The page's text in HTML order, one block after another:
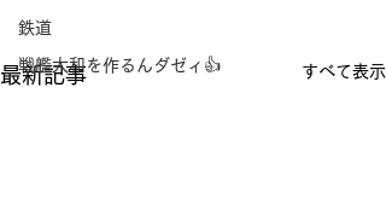
鉄道
戦艦大和を作るんダゼィ👍
最新記事 すべて表示